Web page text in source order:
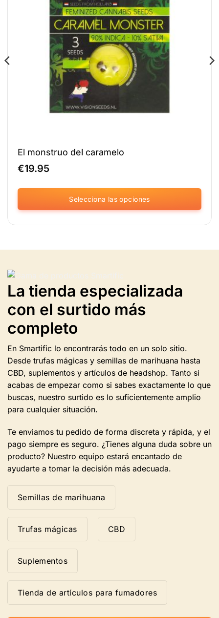
El monstruo del caramelo
€19.95
Selecciona las opciones
Este
producto
se
pueden
seleccionar
en
la
del
producto.
La tienda especializada
con el surtido más
completo
En Smartific lo encontrarás todo en un solo sitio.
Desde trufas mágicas y semillas de marihuana hasta
CBD, suplementos y artículos de headshop. Tanto si
acabas de empezar como si sabes exactamente lo que
buscas, nuestro surtido es lo suficientemente amplio
para cualquier situación.
Te enviamos tu pedido de forma discreta y rápida, y el
pago siempre es seguro. ¿Tienes alguna duda sobre un
producto? Nuestro equipo estará encantado de
ayudarte a tomar la decisión más adecuada.
Semillas de marihuana
Trufas mágicas CBD
Suplementos
Tienda de artículos para fumadores